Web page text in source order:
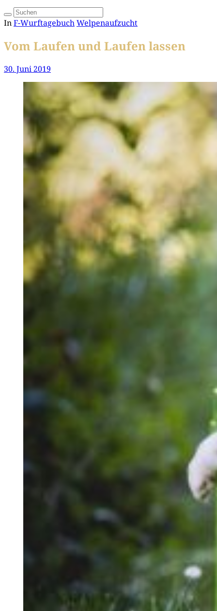
InF-WurftagebuchWelpenaufzucht
Vom Laufen und Laufen lassen
30. Juni 2019